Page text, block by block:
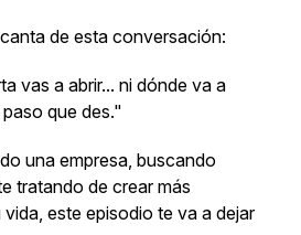
de esta conversación:
vas a abrir... ni dónde va a
que des."
una empresa, buscando
tratando de crear más
este episodio te va a dejar